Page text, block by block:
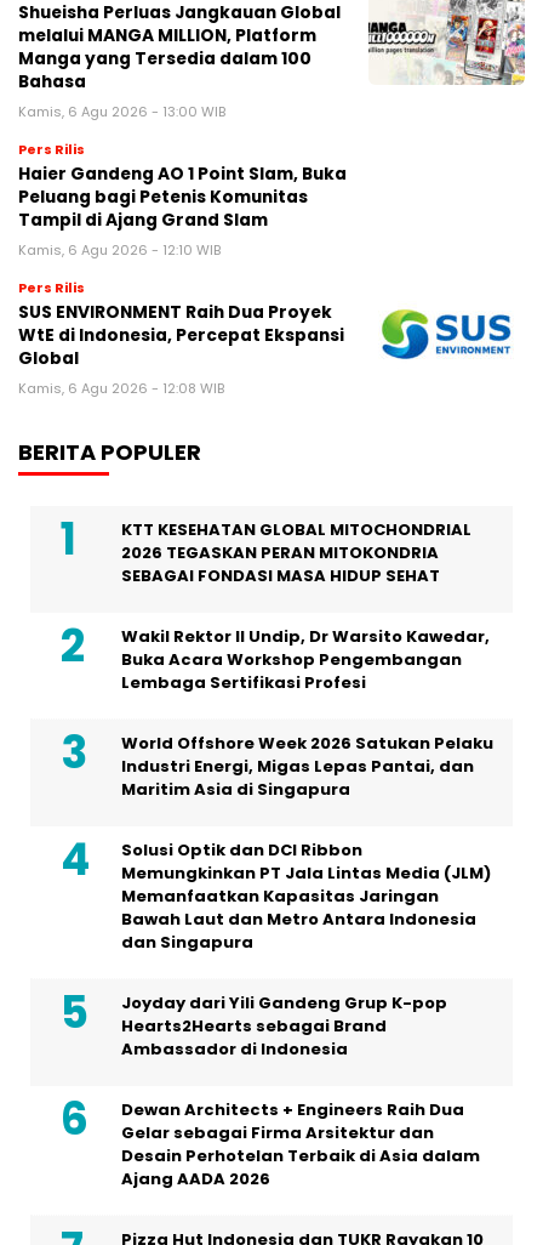
Shueisha Perluas Jangkauan Global
melalui MANGA MILLION, Platform
Manga yang Tersedia dalam 100
Bahasa
Kamis, 6 Agu 2026 - 13:00 WIB
Pers Rilis
Haier Gandeng AO 1 Point Slam, Buka
Peluang bagi Petenis Komunitas
Tampil di Ajang Grand Slam
Kamis, 6 Agu 2026 - 12:10 WIB
Pers Rilis
SUS ENVIRONMENT Raih Dua Proyek
WtE di Indonesia, Percepat Ekspansi
Global
Kamis, 6 Agu 2026 - 12:08 WIB
BERITA POPULER
KTT KESEHATAN GLOBAL MITOCHONDRIAL
2026 TEGASKAN PERAN MITOKONDRIA
SEBAGAI FONDASI MASA HIDUP SEHAT
Wakil Rektor II Undip, Dr Warsito Kawedar,
Buka Acara Workshop Pengembangan
Lembaga Sertifikasi Profesi
World Offshore Week 2026 Satukan Pelaku
Industri Energi, Migas Lepas Pantai, dan
Maritim Asia di Singapura
Solusi Optik dan DCI Ribbon
Memungkinkan PT Jala Lintas Media (JLM)
Memanfaatkan Kapasitas Jaringan
Bawah Laut dan Metro Antara Indonesia
dan Singapura
Joyday dari Yili Gandeng Grup K-pop
Hearts2Hearts sebagai Brand
Ambassador di Indonesia
Dewan Architects + Engineers Raih Dua
Gelar sebagai Firma Arsitektur dan
Desain Perhotelan Terbaik di Asia dalam
Ajang AADA 2026
Pizza Hut Indonesia dan TUKR Rayakan 10